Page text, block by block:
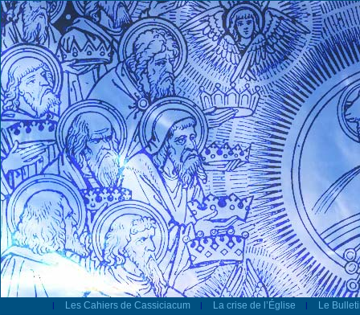
| Les Cahiers de Cassiciacum | La crise de l’Église | Le